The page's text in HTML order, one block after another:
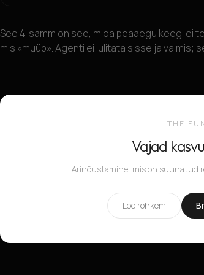
See 4. samm on see, mida peaaegu keegi ei
mis «müüb». Agenti ei lülitata sisse ja valmis;
THE
Vajad
Ärinõustamine, mis on suunatud
Loe rohkem